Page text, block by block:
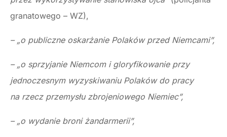
granatowego – WZ),
– „o publiczne oskarżanie Polaków przed Niemcami”,
– „o sprzyjanie Niemcom i gloryfikowanie przy
jednoczesnym wyzyskiwaniu Polaków do pracy
na rzecz przemysłu zbrojeniowego Niemiec”,
– „o wydanie broni żandarmerii”,